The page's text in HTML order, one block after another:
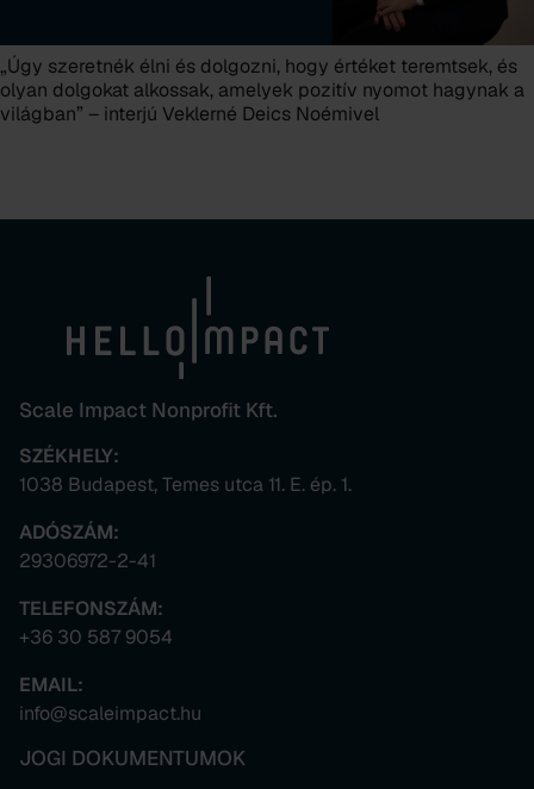
„Úgy szeretnék élni és dolgozni, hogy értéket teremtsek, és
olyan dolgokat alkossak, amelyek pozitív nyomot hagynak a
világban” – interjú Veklerné Deics Noémivel
Scale Impact Nonprofit Kft.
SZÉKHELY:
1038 Budapest, Temes utca 11. E. ép. 1.
ADÓSZÁM:
29306972-2-41
TELEFONSZÁM:
+36 30 587 9054
EMAIL:
info@scaleimpact.hu
JOGI DOKUMENTUMOK